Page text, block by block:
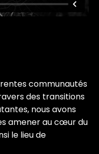
communautés
des transitions
nous avons
amener au cœur du
le lieu de